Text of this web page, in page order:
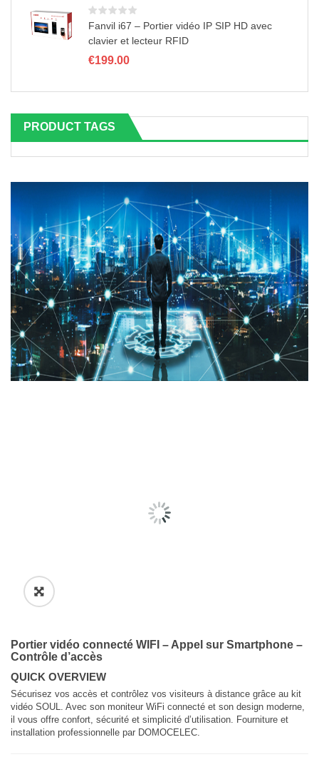
Fanvil i67 – Portier vidéo IP SIP HD avec
clavier et lecteur RFID
€199.00
PRODUCT TAGS
Portier vidéo connecté WIFI – Appel sur Smartphone –
Contrôle d’accès
QUICK OVERVIEW
Sécurisez vos accès et contrôlez vos visiteurs à distance grâce au kit
vidéo SOUL. Avec son moniteur WiFi connecté et son design moderne,
il vous offre confort, sécurité et simplicité d’utilisation. Fourniture et
installation professionnelle par DOMOCELEC.